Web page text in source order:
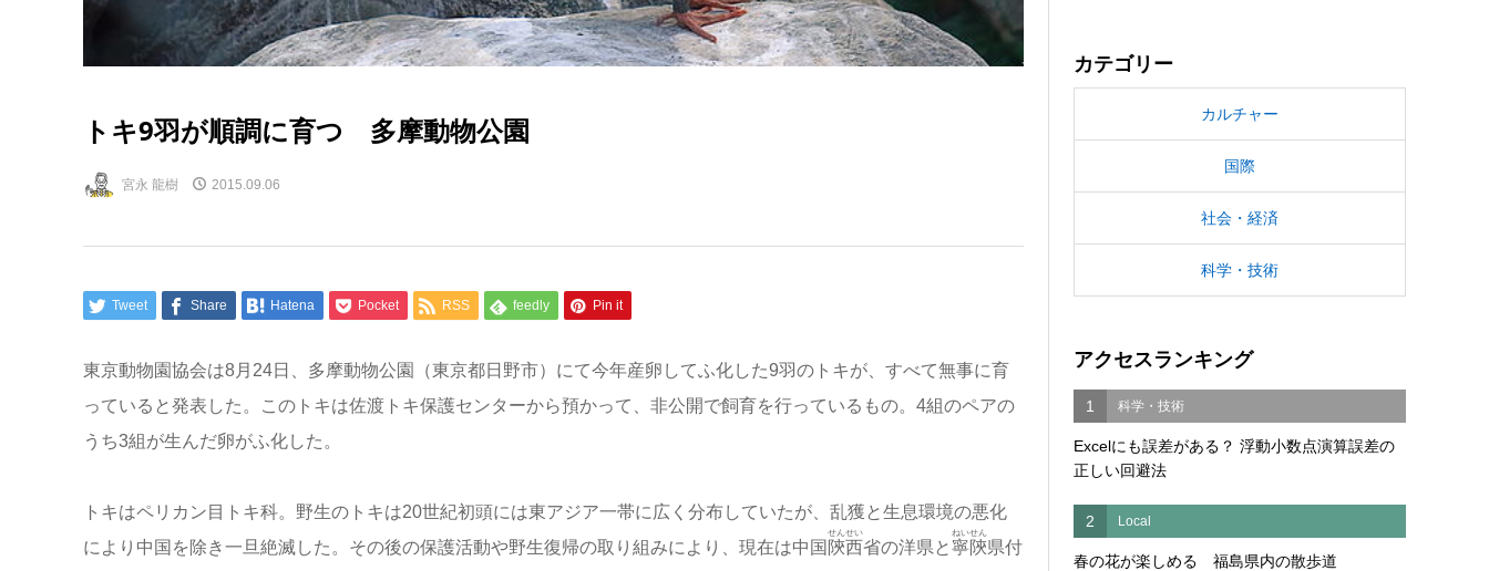
トキ9羽が順調に育つ 多摩動物公園
宮永 龍樹 2015.09.06
Tweet Share Hatena Pocket RSS feedly Pin it
東京動物園協会は8月24日、多摩動物公園（東京都日野市）にて今年産卵してふ化した9羽のトキが、すべて無事に育
っていると発表した。このトキは佐渡トキ保護センターから預かって、非公開で飼育を行っているもの。4組のペアの
うち3組が生んだ卵がふ化した。
トキはペリカン目トキ科。野生のトキは20世紀初頭には東アジア一帯に広く分布していたが、乱獲と生息環境の悪化
により中国を除き一旦絶滅した。その後の保護活動や野生復帰の取り組みにより、現在は中国 陝西
せんせい
省の洋県と寧陝
ねいせん
県付
カテゴリー
カルチャー
国際
社会・経済
科学・技術
アクセスランキング
1 科学・技術
Excelにも誤差がある？ 浮動小数点演算誤差の
正しい回避法
2 Local
春の花が楽しめる 福島県内の散歩道